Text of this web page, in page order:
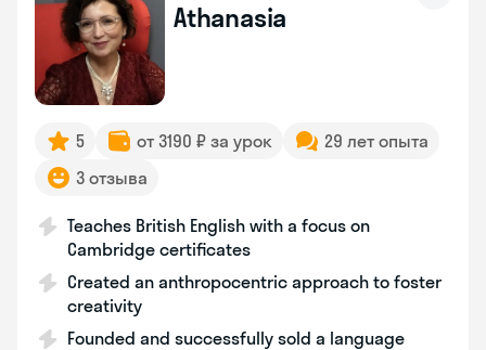
Athanasia
5 от 3190 ₽ за урок
29 лет опыта
3 отзыва
Teaches British English with a focus on
Cambridge certificates
Created an anthropocentric approach to foster
creativity
Founded and successfully sold a language